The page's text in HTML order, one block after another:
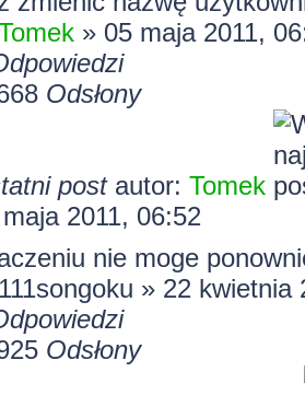
» 05 maja 2011,
Odsłony
post autor: Tomek
2011, 06:52
nie moge
» 22 kwietnia
Odsłony